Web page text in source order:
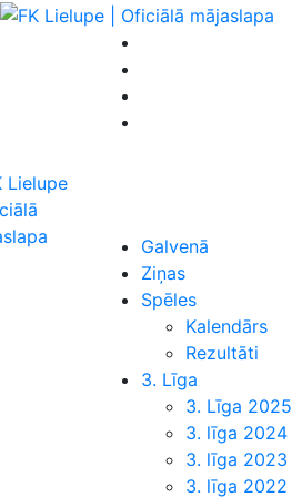
Galvenā
Ziņas
Spēles
Kalendārs
Rezultāti
3. Līga
3. Līga 2025
3. līga 2024
3. līga 2023
3. līga 2022